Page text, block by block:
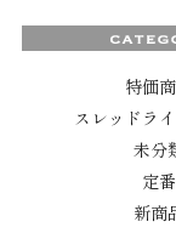
特価
スレッドラ
未分
定番
新商